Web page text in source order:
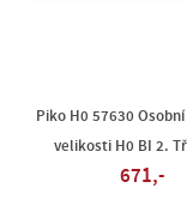
Piko H0 57630
velikosti H0 BI 2.
671,-